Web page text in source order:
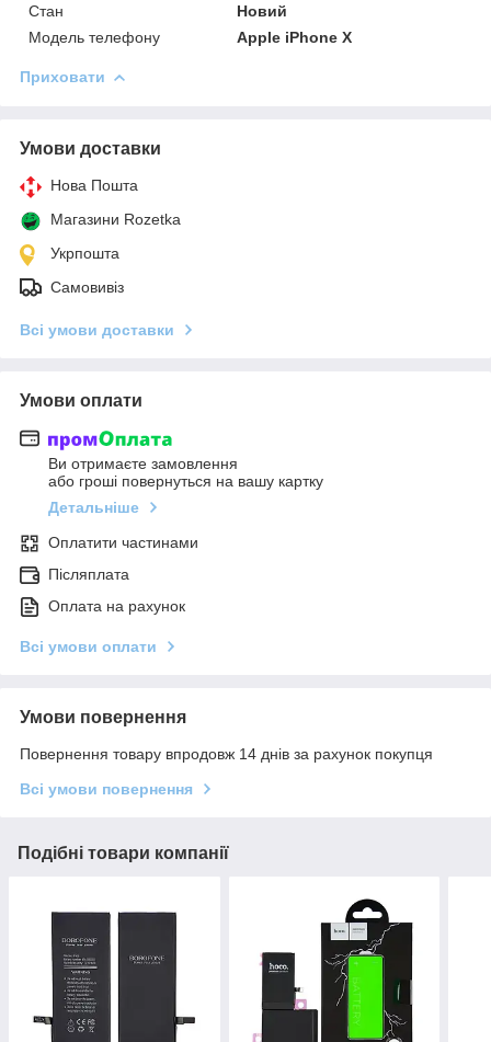
Стан
Новий
Модель телефону
Apple iPhone X
Приховати
Умови доставки
Нова Пошта
Магазини Rozetka
Укрпошта
Самовивіз
Всі умови доставки
Умови оплати
Ви отримаєте замовлення
або гроші повернуться на вашу картку
Детальніше
Оплатити частинами
Післяплата
Оплата на рахунок
Всі умови оплати
Умови повернення
Повернення товару впродовж 14 днів за рахунок покупця
Всі умови повернення
Подібні товари компанії